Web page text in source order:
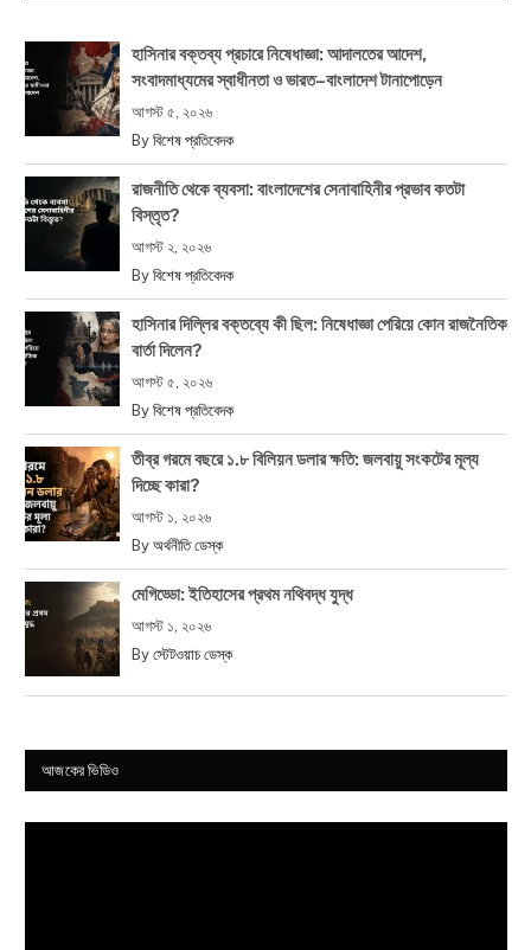
হাসিনার বক্তব্য প্রচারে নিষেধাজ্ঞা: আদালতের আদেশ,
সংবাদমাধ্যমের স্বাধীনতা ও ভারত–বাংলাদেশ টানাপোড়েন
আগস্ট ৫, ২০২৬
By বিশেষ প্রতিবেদক
রাজনীতি থেকে ব্যবসা: বাংলাদেশের সেনাবাহিনীর প্রভাব কতটা
বিস্তৃত?
আগস্ট ২, ২০২৬
By বিশেষ প্রতিবেদক
হাসিনার দিল্লির বক্তব্যে কী ছিল: নিষেধাজ্ঞা পেরিয়ে কোন রাজনৈতিক
বার্তা দিলেন?
আগস্ট ৫, ২০২৬
By বিশেষ প্রতিবেদক
তীব্র গরমে বছরে ১.৮ বিলিয়ন ডলার ক্ষতি: জলবায়ু সংকটের মূল্য
দিচ্ছে কারা?
আগস্ট ১, ২০২৬
By অর্থনীতি ডেস্ক
মেগিড্ডো: ইতিহাসের প্রথম নথিবদ্ধ যুদ্ধ
আগস্ট ১, ২০২৬
By স্টেটওয়াচ ডেস্ক
আজকের ভিডিও